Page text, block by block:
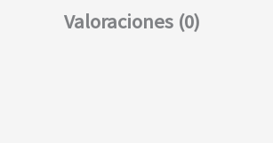
Valoraciones (0)